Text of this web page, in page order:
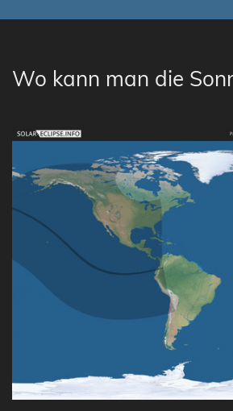
Wo kann man die